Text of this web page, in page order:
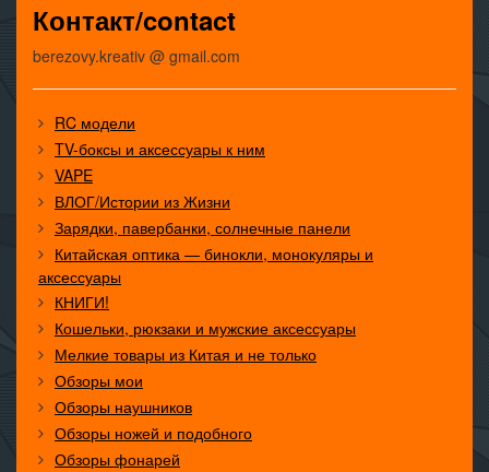
Контакт/contact
berezovy.kreativ @ gmail.com
RC модели
TV-боксы и аксессуары к ним
VAPE
ВЛОГ/Истории из Жизни
Зарядки, павербанки, солнечные панели
Китайская оптика — бинокли, монокуляры и
аксессуары
КНИГИ!
Кошельки, рюкзаки и мужские аксессуары
Мелкие товары из Китая и не только
Обзоры мои
Обзоры наушников
Обзоры ножей и подобного
Обзоры фонарей